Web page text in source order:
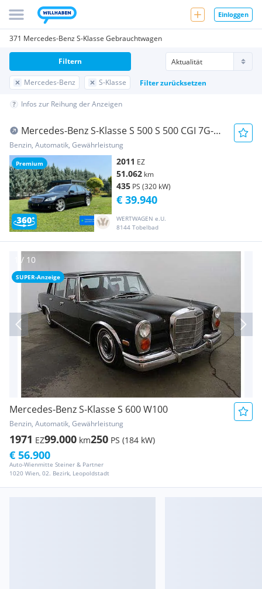
Einloggen
371 Mercedes-Benz S-Klasse Gebrauchtwagen
Mercedes-Benz S-Klasse Filter zurücksetzen
Filtern
Infos zur Reihung der Anzeigen
Premium
Mercedes-Benz S-Klasse S 500 S 500 CGI 7G-
TRONIC BRABUS | *NEUWERTIG*W...
Benzin, Automatik, Gewährleistung
2011 EZ
51.062 km
435 PS (320 kW)
WERTWAGEN e.U.
8144 Tobelbad
€ 39.940
SUPER-Anzeige
Mercedes-Benz S-Klasse S 600 W100
Benzin, Automatik, Gewährleistung
1971 EZ99.000 km250 PS (184 kW)
Auto-Wienmitte Steiner & Partner
1020 Wien, 02. Bezirk, Leopoldstadt
€ 56.900